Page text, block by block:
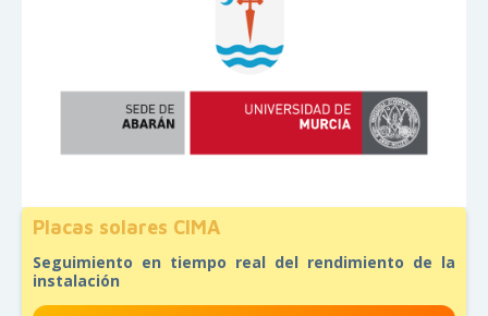
Placas solares CIMA
Seguimiento en tiempo real del rendimiento de la
instalación